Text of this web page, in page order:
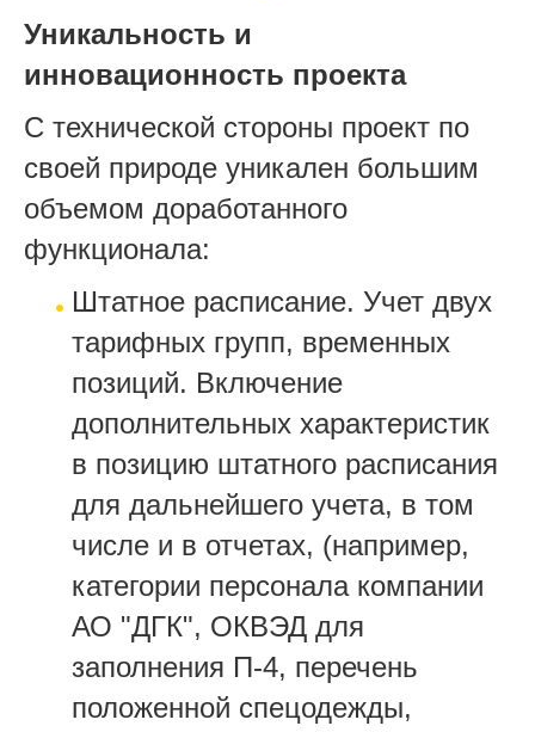
Уникальность и
инновационность проекта
С технической стороны проект по
своей природе уникален большим
объемом доработанного
функционала:
Штатное расписание. Учет двух
тарифных групп, временных
позиций. Включение
дополнительных характеристик
в позицию штатного расписания
для дальнейшего учета, в том
числе и в отчетах, (например,
категории персонала компании
АО "ДГК", ОКВЭД для
заполнения П-4, перечень
положенной спецодежды,